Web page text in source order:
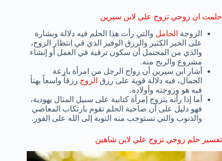
حلمت ان زوجي تزوج علي لابن سيرين
الزوجة الحامل والتي رأت هذا الحلم فيه دلالة وبشارة
على الخير الكثير والرزق الوفير الذي في انتظار الزوج،
والذي من المحتمل أن سكون ترقية في العمل أو إنشاء
مشروع والربح منه.
أشار ابن سيرين أن زواج الرجل من امرأة بارعة
الجمال، فيه دلالة قوية على رزق الزوج رزقاً واسعاً يهنأ
فيه هو وزوجته وأولاده.
أما إذا رأته يتزوج إمرأة كتابية على سبيل المثال يهودية،
فهو دليل على أن صاحبة الحلم تقوم بارتكاب المعاصي
والذنوب والتي تستوجب منه التوبة إلى الله على الفور.
تفسير حلم زوجي تزوج علي لابن شاهين